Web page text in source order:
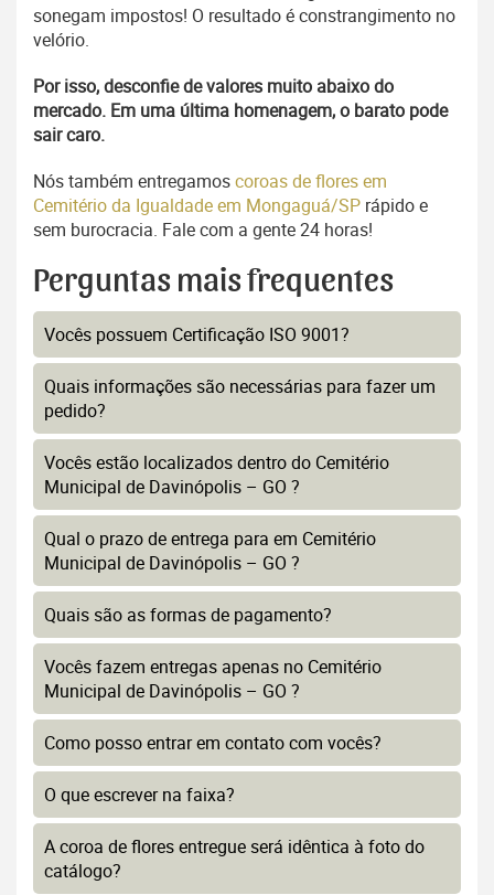
sonegam impostos! O resultado é constrangimento no
velório.
Por isso, desconfie de valores muito abaixo do
mercado. Em uma última homenagem, o barato pode
sair caro.
Nós também entregamoscoroas de flores em
Cemitério da Igualdade em Mongaguá/SP rápido e
sem burocracia. Fale com a gente 24 horas!
Perguntas mais frequentes
Vocês possuem Certificação ISO 9001?
Quais informações são necessárias para fazer um
pedido?
Vocês estão localizados dentro do Cemitério
Municipal de Davinópolis – GO ?
Qual o prazo de entrega para em Cemitério
Municipal de Davinópolis – GO ?
Quais são as formas de pagamento?
Vocês fazem entregas apenas no Cemitério
Municipal de Davinópolis – GO ?
Como posso entrar em contato com vocês?
O que escrever na faixa?
A coroa de flores entregue será idêntica à foto do
catálogo?